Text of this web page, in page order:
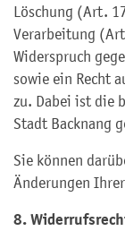
Löschung (Art.
Verarbeitung
Widerspruch
sowie ein Recht
zu. Dabei ist die
Stadt Backnang
Sie können
Änderungen
8.